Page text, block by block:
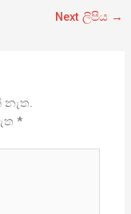
Next ලිපිය →
නැත.
*